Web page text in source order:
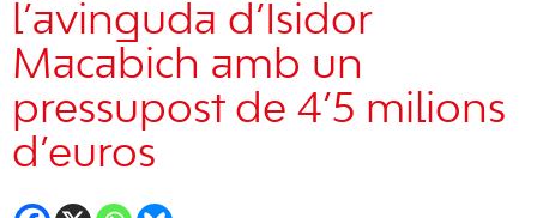
l’avinguda d’Isidor
Macabich amb un
pressupost de 4’5 milions
d’euros